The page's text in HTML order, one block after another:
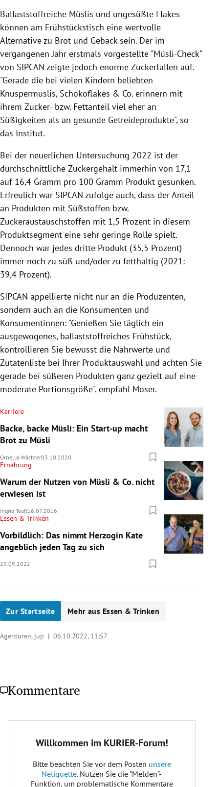
Ballaststoffreiche Müslis und ungesüßte Flakes
können am Frühstückstisch eine wertvolle
Alternative zu Brot und Gebäck sein. Der im
vergangenen Jahr erstmals vorgestellte "Müsli-Check"
von SIPCAN zeigte jedoch enorme Zuckerfallen auf.
"Gerade die bei vielen Kindern beliebten
Knuspermüslis, Schokoflakes & Co. erinnern mit
ihrem Zucker- bzw. Fettanteil viel eher an
Süßigkeiten als an gesunde Getreideprodukte", so
das Institut.
Bei der neuerlichen Untersuchung 2022 ist der
durchschnittliche Zuckergehalt immerhin von 17,1
auf 16,4 Gramm pro 100 Gramm Produkt gesunken.
Erfreulich war SIPCAN zufolge auch, dass der Anteil
an Produkten mit Süßstoffen bzw.
Zuckeraustauschstoffen mit 1,5 Prozent in diesem
Produktsegment eine sehr geringe Rolle spielt.
Dennoch war jedes dritte Produkt (35,5 Prozent)
immer noch zu süß und/oder zu fetthaltig (2021:
39,4 Prozent).
SIPCAN appellierte nicht nur an die Produzenten,
sondern auch an die Konsumenten und
Konsumentinnen: "Genießen Sie täglich ein
ausgewogenes, ballaststoffreiches Frühstück,
kontrollieren Sie bewusst die Nährwerte und
Zutatenliste bei Ihrer Produktauswahl und achten Sie
gerade bei süßeren Produkten ganz gezielt auf eine
moderate Portionsgröße", empfahl Moser.
Karriere
Backe, backe Müsli: Ein Start-up macht
Brot zu Müsli
Ornella Wächter03.10.2020
Ernährung
Warum der Nutzen von Müsli & Co. nicht
erwiesen ist
Ingrid Teufl16.07.2016
Essen & Trinken
Vorbildlich: Das nimmt Herzogin Kate
angeblich jeden Tag zu sich
29.09.2022
Zur Startseite Mehr aus Essen & Trinken
Agenturen, jup | 06.10.2022, 11:57
Kommentare